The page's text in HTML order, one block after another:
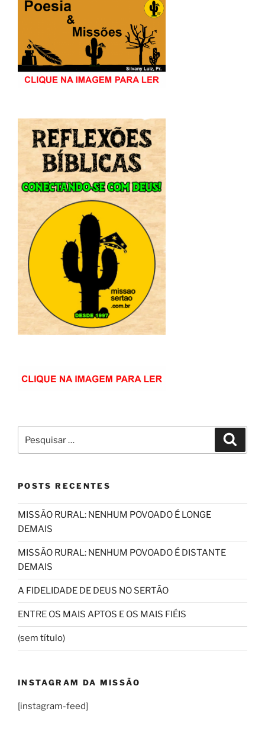
por:
POSTS RECENTES
MISSÃO RURAL: NENHUM POVOADO É LONGE
DEMAIS
MISSÃO RURAL: NENHUM POVOADO É DISTANTE
DEMAIS
A FIDELIDADE DE DEUS NO SERTÃO
ENTRE OS MAIS APTOS E OS MAIS FIÉIS
(sem título)
INSTAGRAM DA MISSÃO
[instagram-feed]